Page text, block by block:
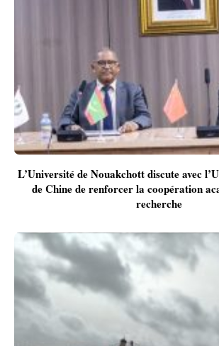
L’Université de Nouakchott discute avec
de Chine de renforcer la coopération
recherche